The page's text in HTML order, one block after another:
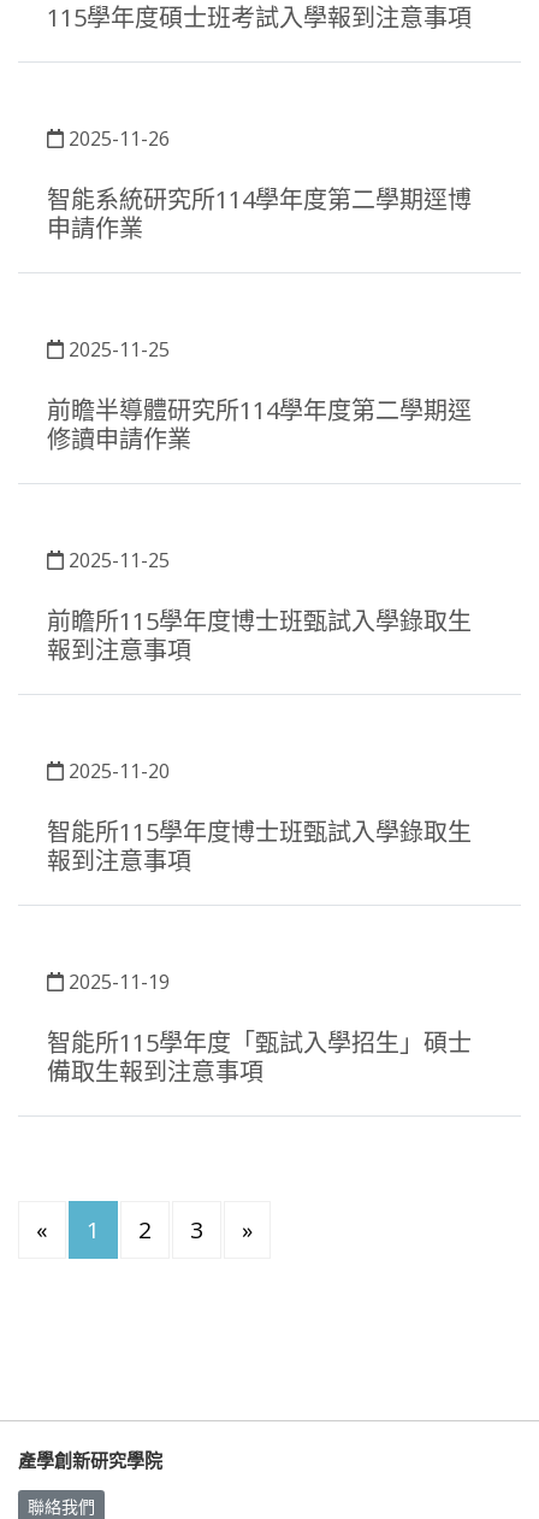
115學年度碩士班考試入學報到注意事項
2025-11-26
智能系統研究所114學年度第二學期逕博
申請作業
2025-11-25
前瞻半導體研究所114學年度第二學期逕
修讀申請作業
2025-11-25
前瞻所115學年度博士班甄試入學錄取生
報到注意事項
2025-11-20
智能所115學年度博士班甄試入學錄取生
報到注意事項
2025-11-19
智能所115學年度「甄試入學招生」碩士
備取生報到注意事項
« 1 2 3 »
產學創新研究學院
聯絡我們